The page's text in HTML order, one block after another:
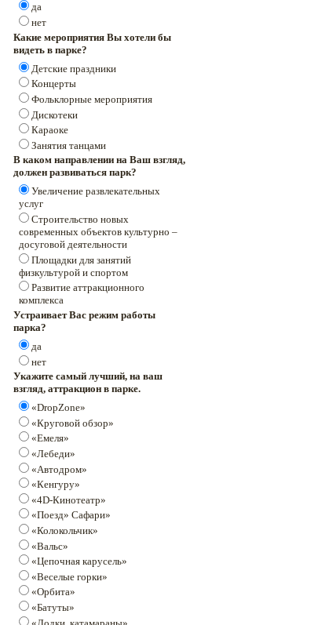
да
нет
Какие мероприятия Вы хотели бы
видеть в парке?
Детские праздники
Концерты
Фольклорные мероприятия
Дискотеки
Караоке
Занятия танцами
В каком направлении на Ваш взгляд,
должен развиваться парк?
Увеличение развлекательных
услуг
Строительство новых
современных объектов культурно –
досуговой деятельности
Площадки для занятий
физкультурой и спортом
Развитие аттракционного
комплекса
Устраивает Вас режим работы
парка?
да
нет
Укажите самый лучший, на ваш
взгляд, аттракцион в парке.
«DropZone»
«Круговой обзор»
«Емеля»
«Лебеди»
«Автодром»
«Кенгуру»
«4D-Кинотеатр»
«Поезд» Сафари»
«Колокольчик»
«Вальс»
«Цепочная карусель»
«Веселые горки»
«Орбита»
«Батуты»